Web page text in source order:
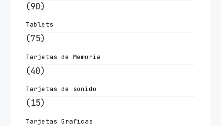
(90)
Tablets
(75)
Tarjetas de Memoria
(40)
Tarjetas de sonido
(15)
Tarjetas Graficas